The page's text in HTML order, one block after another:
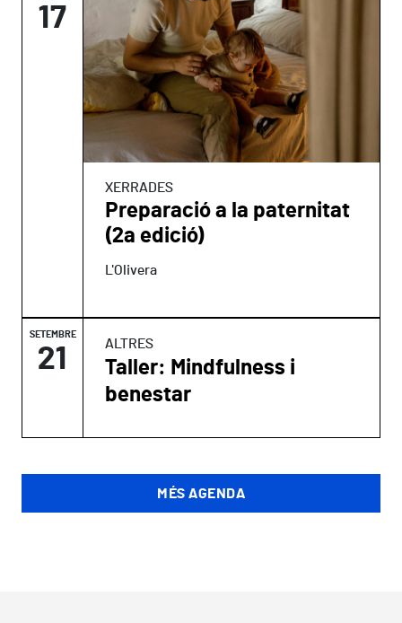
17
XERRADES
Preparació a la paternitat
(2a edició)
L'Olivera
SETEMBRE
21 ALTRES
Taller: Mindfulness i
benestar
MÉS AGENDA